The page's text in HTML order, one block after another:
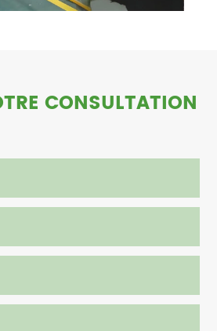
CONSULTATION